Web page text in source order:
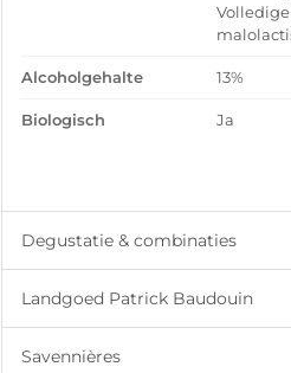
Alcoholgehalte 13%
Biologisch Ja
Degustatie & combinaties
Landgoed Patrick Baudouin
Savennières